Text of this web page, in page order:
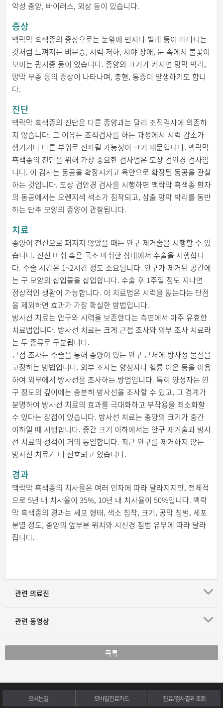
악성 종양, 바이러스, 외상 등이 있습니다.
증상
맥락막 흑색종의 증상으로는 눈앞에 먼지나 벌레 등이 떠다니는
것처럼 느껴지는 비문증, 시력 저하, 시야 장애, 눈 속에서 불꽃이
보이는 광시증 등이 있습니다. 종양의 크기가 커지면 망막 박리,
망막 부종 등의 증상이 나타나며, 충혈, 통증이 발생하기도 합니
다.
진단
맥락막 흑색종의 진단은 다른 종양과는 달리 조직검사에 의존하
지 않습니다. 그 이유는 조직검사를 하는 과정에서 시력 감소가
생기거나 다른 부위로 전파될 가능성이 크기 때문입니다. 맥락막
흑색종의 진단을 위해 가장 중요한 검사법은 도상 검안경 검사입
니다. 이 검사는 동공을 확장시키고 육안으로 확장된 동공을 관찰
하는 것입니다. 도상 검안경 검사를 시행하면 맥락막 흑색종 환자
의 동공에서는 오렌지색 색소가 침착되고, 삼출 망막 박리를 동반
하는 단추 모양의 종양이 관찰됩니다.
치료
종양이 전신으로 퍼지지 않았을 때는 안구 제거술을 시행할 수 있
습니다. 전신 마취 혹은 국소 마취한 상태에서 수술을 시행합니
다. 수술 시간은 1~2시간 정도 소요됩니다. 안구가 제거된 공간에
는 구 모양의 삽입물을 삽입합니다. 수술 후 1주일 정도 지나면
정상적인 생활이 가능합니다. 이 치료법은 시력을 잃는다는 단점
을 제외하면 효과가 가장 확실한 방법입니다.
방사선 치료는 안구와 시력을 보존한다는 측면에서 아주 유효한
치료법입니다. 방사선 치료는 크게 근접 조사와 외부 조사 치료라
는 두 종류로 구분됩니다.
근접 조사는 수술을 통해 종양이 있는 안구 근처에 방사성 물질을
고정하는 방법입니다. 외부 조사는 양성자나 헬륨 이온 등을 이용
하여 외부에서 방사선을 조사하는 방법입니다. 특히 양성자는 안
구 정도의 깊이에는 충분히 방사선을 조사할 수 있고, 그 경계가
분명하여 방사선 치료의 효과를 극대화하고 부작용을 최소화할
수 있다는 장점이 있습니다. 방사선 치료는 종양의 크기가 중간
이하일 때 시행합니다. 중간 크기 이하에서는 안구 제거술과 방사
선 치료의 성적이 거의 동일합니다. 최근 안구를 제거하지 않는
방사선 치료가 더 선호되고 있습니다.
경과
맥락막 흑색종의 치사율은 여러 인자에 따라 달라지지만, 전체적
으로 5년 내 치사율이 35%, 10년 내 치사율이 50%입니다. 맥락
막 흑색종의 경과는 세포 형태, 색소 침착, 크기, 공막 침범, 세포
분열 정도, 종양의 앞부분 위치와 시신경 침범 유무에 따라 달라
집니다.
관련 의료진
관련 동영상
목록
오시는길 모바일진료카드 진료/검사결과 조회